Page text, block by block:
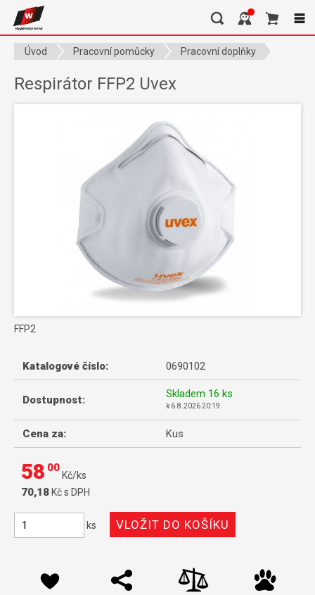
Úvod Pracovní pomůcky
Pracovní doplňky
Respirátor FFP2 Uvex
FFP2
Katalogové číslo: 0690102
Dostupnost: Skladem 16 ks
k 6.8.2026 20:19
Cena za: Kus
58 00
Kč/ks
70,18 Kč s DPH
ks